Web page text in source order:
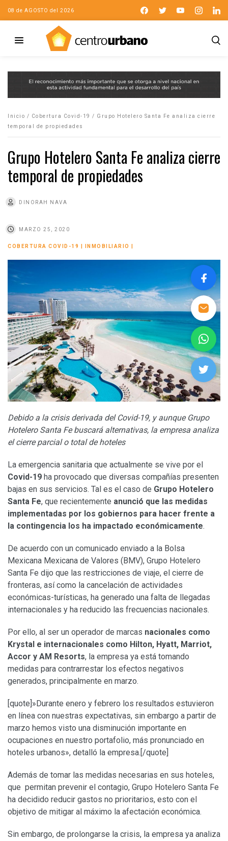
08 de AGOSTO del 2026
Inicio / Cobertura Covid-19 / Grupo Hotelero Santa Fe analiza cierre
temporal de propiedades
Grupo Hotelero Santa Fe analiza cierre
temporal de propiedades
DINORAH NAVA
MARZO 25, 2020
COBERTURA COVID-19 INMOBILIARIO
Debido a la crisis derivada del Covid-19, y aunque Grupo
Hotelero Santa Fe buscará alternativas, la empresa analiza
el cierre parcial o total de hoteles
La emergencia sanitaria que actualmente se vive por el
Covid-19 ha provocado que diversas compañías presenten
bajas en sus servicios. Tal es el caso de Grupo Hotelero
Santa Fe, que recientemente anunció que las medidas
implementadas por los gobiernos para hacer frente a
la contingencia los ha impactado económicamente.
De acuerdo con un comunicado enviado a la Bolsa
Mexicana Mexicana de Valores (BMV), Grupo Hotelero
Santa Fe dijo que las restricciones de viaje, el cierre de
fronteras, así como la cancelación de actividades
económicas-turísticas, ha generado una falta de llegadas
internacionales y ha reducido las frecuencias nacionales.
Por ello, al ser un operador de marcas nacionales como
Krystal e internacionales como Hilton, Hyatt, Marriot,
Accor y AM Resorts, la empresa ya está tomando
medidas para contrarrestar los efectos negativos
generados, principalmente en marzo.
[quote]»Durante enero y febrero los resultados estuvieron
en línea con nuestras expectativas, sin embargo a partir de
marzo hemos visto una disminución importante en
ocupaciones en nuestro portafolio, más pronunciado en
hoteles urbanos», detalló la empresa.[/quote]
Además de tomar las medidas necesarias en sus hoteles,
que permitan prevenir el contagio, Grupo Hotelero Santa Fe
ha decidido reducir gastos no prioritarios, esto con el
objetivo de mitigar al máximo la afectación económica.
Sin embargo, de prolongarse la crisis, la empresa ya analiza